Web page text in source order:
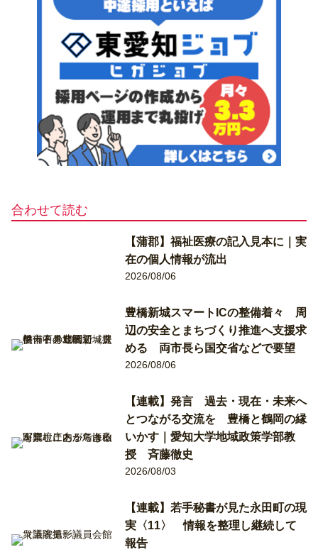
合わせて読む
【蒲郡】福祉医療の記入見本に｜実
在の個人情報が流出
2026/08/06
豊橋新城スマートICの整備着々 周
辺の安全とまちづくり推進へ支援求
める 両市長ら国交省などで要望
2026/08/06
【連載】発言 過去・現在・未来へ
とつながる交流を 豊橋と鶴岡の縁
いかす｜愛知大学地域政策学部教
授 斉藤徹史
2026/08/03
【連載】若手秘書が見た永田町の現
実〈11〉 情報を整理し継続して
報告